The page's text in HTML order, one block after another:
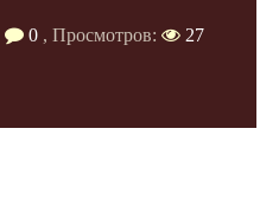
0 , Просмотров:
27